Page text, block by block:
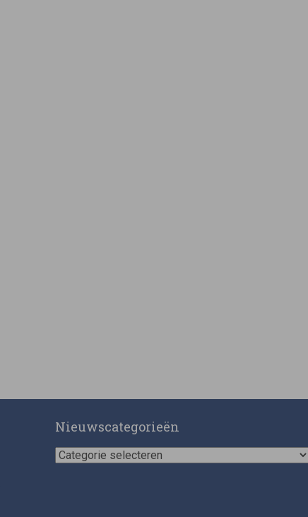
Nieuwscategorieën
Nieuwscategorieën